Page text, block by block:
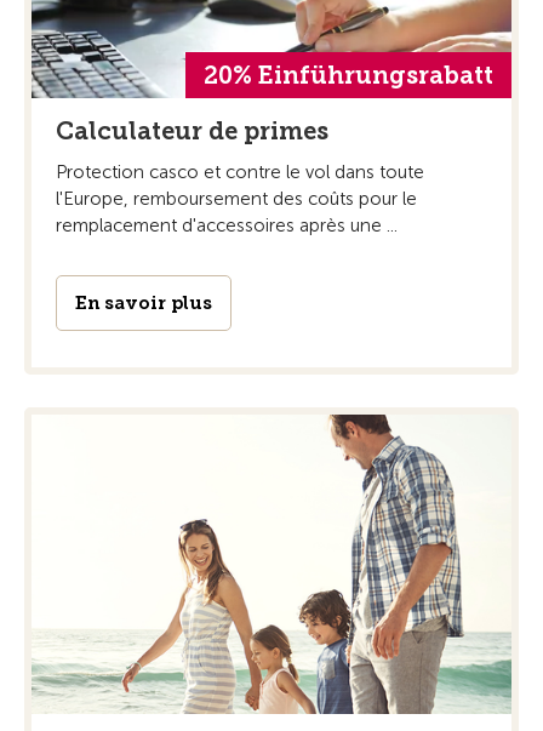
20% Einführungsrabatt
Calculateur de primes
Protection casco et contre le vol dans toute
l'Europe, remboursement des coûts pour le
remplacement d'accessoires après une ...
En savoir plus